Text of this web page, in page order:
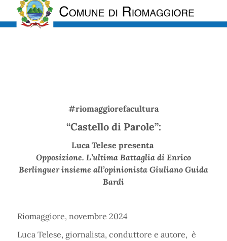
#riomaggiorefacultura
“Castello di Parole”:
Luca Telese presenta
Opposizione. L’ultima Battaglia di Enrico
Berlinguer insieme all’opinionista Giuliano Guida
Bardi
Riomaggiore, novembre 2024
Luca Telese, giornalista, conduttore e autore, è